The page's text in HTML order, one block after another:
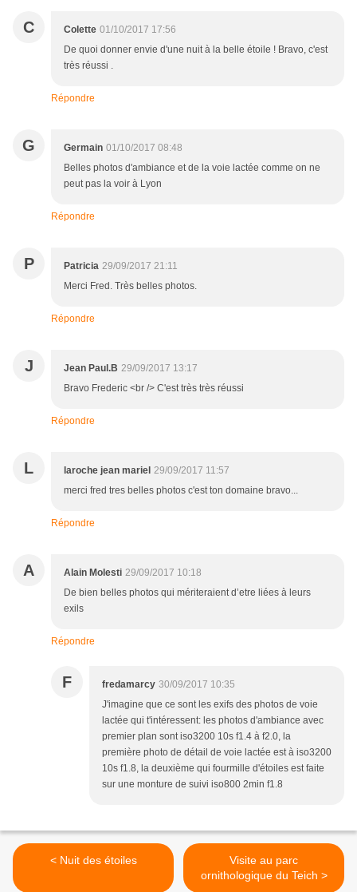
C Colette 01/10/2017 17:56
De quoi donner envie d'une nuit à la belle étoile ! Bravo, c'est
très réussi .
Répondre
G Germain 01/10/2017 08:48
Belles photos d'ambiance et de la voie lactée comme on ne
peut pas la voir à Lyon
Répondre
P Patricia 29/09/2017 21:11
Merci Fred. Très belles photos.
Répondre
J Jean Paul.B 29/09/2017 13:17
Bravo Frederic <br /> C'est très très réussi
Répondre
L laroche jean mariel 29/09/2017 11:57
merci fred tres belles photos c'est ton domaine bravo...
Répondre
A Alain Molesti 29/09/2017 10:18
De bien belles photos qui mériteraient d’etre liées à leurs
exils
Répondre
F fredamarcy 30/09/2017 10:35
J'imagine que ce sont les exifs des photos de voie
lactée qui t'intéressent: les photos d'ambiance avec
premier plan sont iso3200 10s f1.4 à f2.0, la
première photo de détail de voie lactée est à iso3200
10s f1.8, la deuxième qui fourmille d'étoiles est faite
sur une monture de suivi iso800 2min f1.8
< Nuit des étoiles
Visite au parc
ornithologique du Teich >